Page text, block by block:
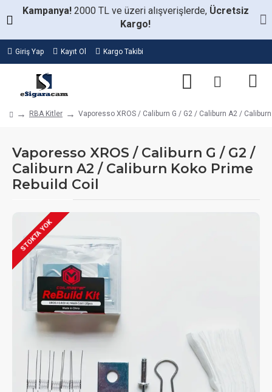
Kampanya! 2000 TL ve üzeri alışverişlerde, Ücretsiz
Kargo!
Giriş Yap Kayıt Ol Kargo Takibi
RBA Kitler Vaporesso XROS / Caliburn G / G2 / Caliburn A2 /
Vaporesso XROS / Caliburn G / G2 /
Caliburn A2 / Caliburn Koko Prime
Rebuild Coil
STOKTA VAR
STOKTA YOK